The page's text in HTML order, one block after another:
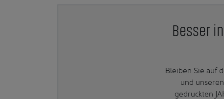
Besser
Bleiben Sie auf
und
gedruckten